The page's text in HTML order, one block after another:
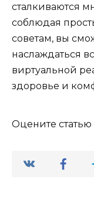
сталкиваются
соблюдая
советам, вы
наслаждаться
виртуальной
здоровье и
Оцените статью